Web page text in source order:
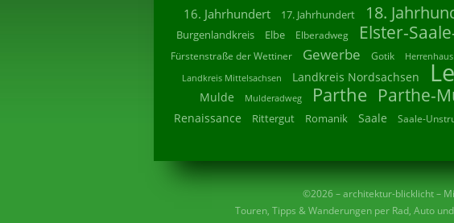
16. Jahrhundert 17. Jahrhundert 18.
Burgenlandkreis Elbe Elberadweg Elster-
Fürstenstraße der Wettiner Gewerbe Gotik Herrenhaus
Landkreis Mittelsachsen Landkreis Nordsachsen
Mulde Mulderadweg Parthe Parthe-
Renaissance Rittergut Romanik Saale Saale-
©2026 – architektur-blicklicht –
Touren, Tipps & Wanderungen per Rad, Auto